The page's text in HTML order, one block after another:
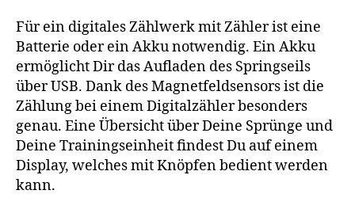
Für ein digitales Zählwerk mit Zähler ist eine
Batterie oder ein Akku notwendig. Ein Akku
ermöglicht Dir das Aufladen des Springseils
über USB. Dank des Magnetfeldsensors ist die
Zählung bei einem Digitalzähler besonders
genau. Eine Übersicht über Deine Sprünge und
Deine Trainingseinheit findest Du auf einem
Display, welches mit Knöpfen bedient werden
kann.